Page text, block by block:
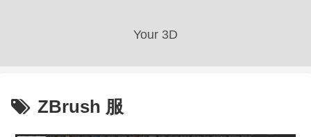
Your 3D
ZBrush 服